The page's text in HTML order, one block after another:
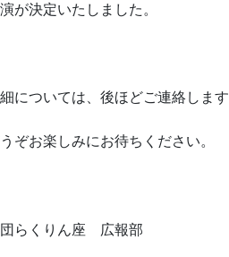
が決定いたしました。
については、後ほどご連絡します
ぞお楽しみにお待ちください。
らくりん座 広報部